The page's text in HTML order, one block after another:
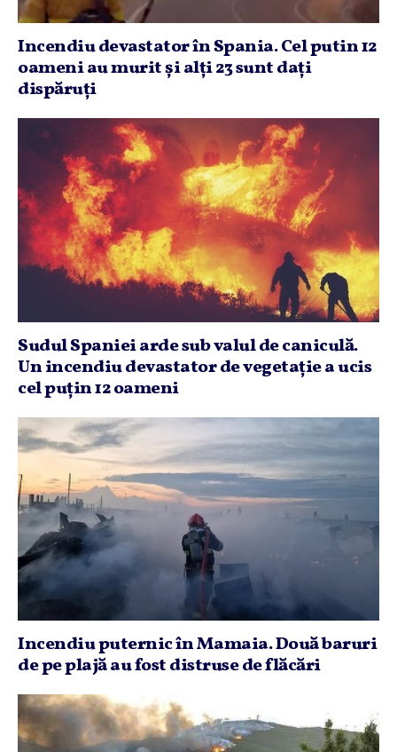
Incendiu devastator în Spania. Cel putin 12
oameni au murit şi alţi 23 sunt daţi
dispăruţi
Sudul Spaniei arde sub valul de caniculă.
Un incendiu devastator de vegetaţie a ucis
cel puţin 12 oameni
Incendiu puternic în Mamaia. Două baruri
de pe plajă au fost distruse de flăcări